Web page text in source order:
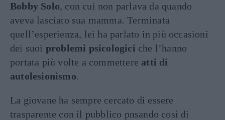
Bobby Solo, con cui non parlava da quando
aveva lasciato sua mamma. Terminata
quell’esperienza, lei ha parlato in più occasioni
dei suoi problemi psicologici che l’hanno
portata più volte a commettere atti di
autolesionismo.
La giovane ha sempre cercato di essere
trasparente con il pubblico pnsando così di